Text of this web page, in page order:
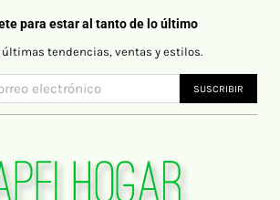
para estar al tanto de lo último
últimas tendencias, ventas y estilos.
SUSCRIBIR